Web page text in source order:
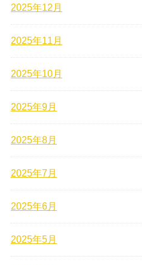
2025年12月
2025年11月
2025年10月
2025年9月
2025年8月
2025年7月
2025年6月
2025年5月